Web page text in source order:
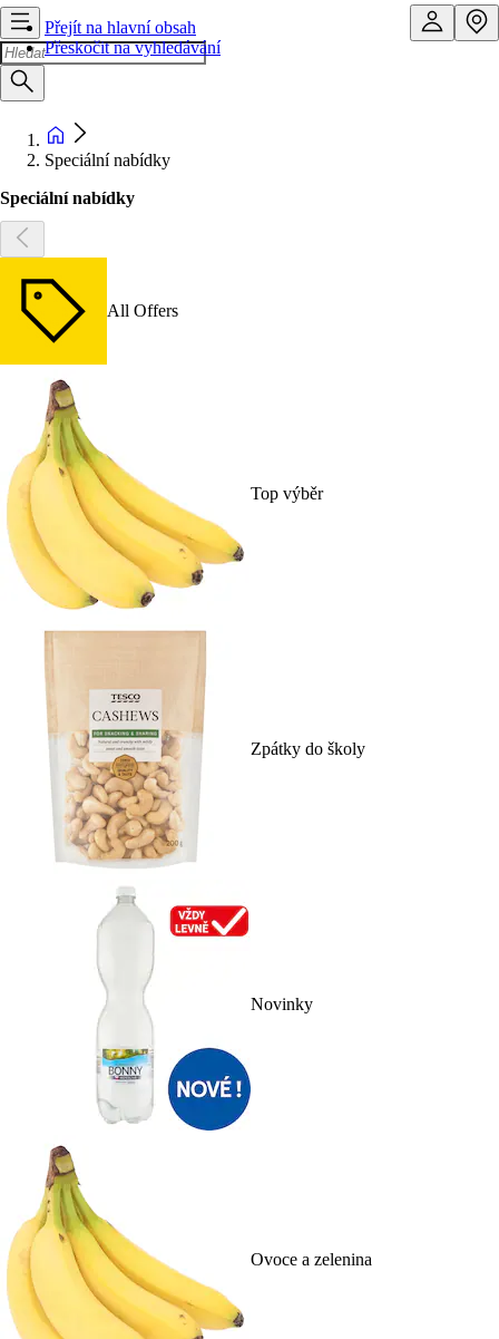
Přejít na hlavní obsah
Přeskočit na vyhledávání
Speciální nabídky
Speciální nabídky
All Offers
Top výběr
Zpátky do školy
Novinky
Ovoce a zelenina